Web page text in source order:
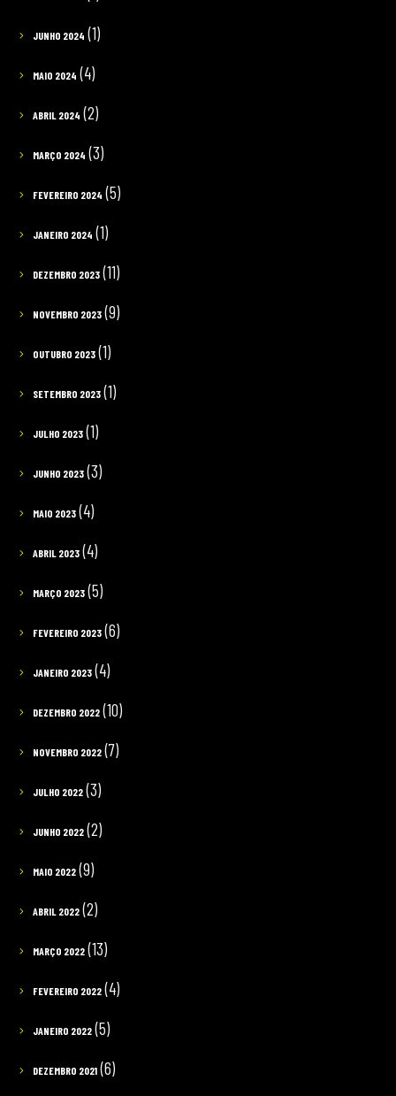
JUNHO 2024 (1)
MAIO 2024 (4)
ABRIL 2024 (2)
MARÇO 2024 (3)
FEVEREIRO 2024 (5)
JANEIRO 2024 (1)
DEZEMBRO 2023(11)
NOVEMBRO 2023(9)
OUTUBRO 2023(1)
SETEMBRO 2023(1)
JULHO 2023(1)
JUNHO 2023(3)
MAIO 2023(4)
ABRIL 2023(4)
MARÇO 2023(5)
FEVEREIRO 2023(6)
JANEIRO 2023(4)
DEZEMBRO 2022(10)
NOVEMBRO 2022(7)
JULHO 2022(3)
JUNHO 2022(2)
MAIO 2022(9)
ABRIL 2022(2)
MARÇO 2022(13)
FEVEREIRO 2022(4)
JANEIRO 2022(5)
DEZEMBRO 2021(6)